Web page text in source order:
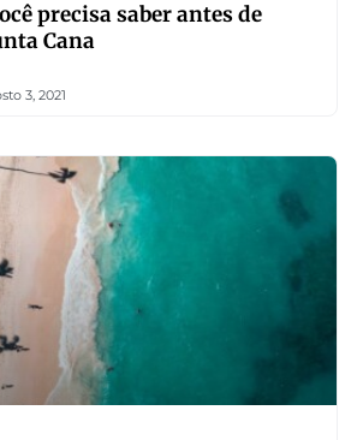
precisa saber antes de
Cana
3, 2021